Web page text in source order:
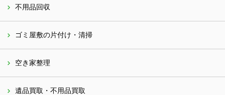
不用品回収
ゴミ屋敷の片付け・清掃
空き家整理
遺品買取・不用品買取